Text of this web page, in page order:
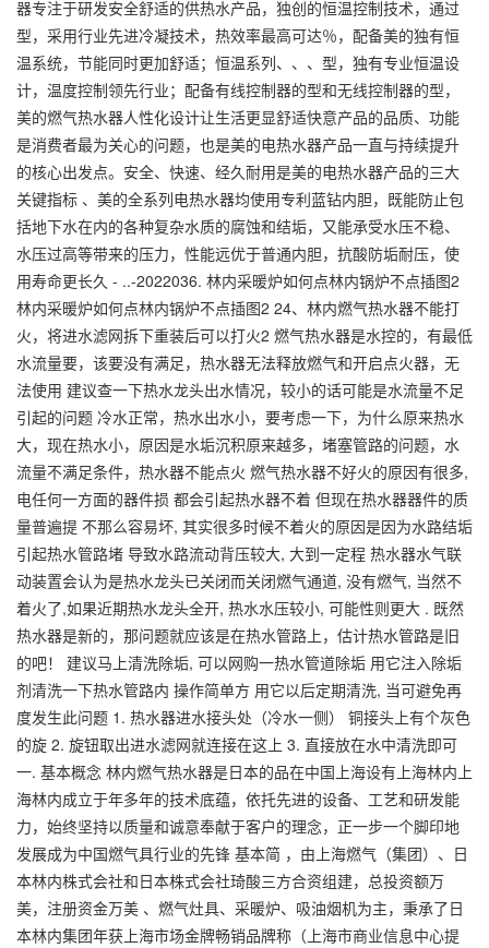
器专注于研发安全舒适的供热水产品，独创的恒温控制技术，通过
型，采用行业先进冷凝技术，热效率最高可达％，配备美的独有恒
温系统，节能同时更加舒适；恒温系列、、、型，独有专业恒温设
计，温度控制领先行业；配备有线控制器的型和无线控制器的型，
美的燃气热水器人性化设计让生活更显舒适快意产品的品质、功能
是消费者最为关心的问题，也是美的电热水器产品一直与持续提升
的核心出发点。安全、快速、经久耐用是美的电热水器产品的三大
关键指标 、美的全系列电热水器均使用专利蓝钻内胆，既能防止包
括地下水在内的各种复杂水质的腐蚀和结垢，又能承受水压不稳、
水压过高等带来的压力，性能远优于普通内胆，抗酸防垢耐压，使
用寿命更长久 - ..-2022036. 林内采暖炉如何点林内锅炉不点插图2
林内采暖炉如何点林内锅炉不点插图2 24、林内燃气热水器不能打
火，将进水滤网拆下重装后可以打火2 燃气热水器是水控的，有最低
水流量要，该要没有满足，热水器无法释放燃气和开启点火器，无
法使用 建议查一下热水龙头出水情况，较小的话可能是水流量不足
引起的问题 冷水正常，热水出水小，要考虑一下，为什么原来热水
大，现在热水小，原因是水垢沉积原来越多，堵塞管路的问题，水
流量不满足条件，热水器不能点火 燃气热水器不好火的原因有很多,
电任何一方面的器件损 都会引起热水器不着 但现在热水器器件的质
量普遍提 不那么容易坏, 其实很多时候不着火的原因是因为水路结垢
引起热水管路堵 导致水路流动背压较大, 大到一定程 热水器水气联
动装置会认为是热水龙头已关闭而关闭燃气通道, 没有燃气, 当然不
着火了,如果近期热水龙头全开, 热水水压较小, 可能性则更大 . 既然
热水器是新的，那问题就应该是在热水管路上，估计热水管路是旧
的吧！ 建议马上清洗除垢, 可以网购一热水管道除垢 用它注入除垢
剂清洗一下热水管路内 操作简单方 用它以后定期清洗, 当可避免再
度发生此问题 1. 热水器进水接头处（冷水一侧） 铜接头上有个灰色
的旋 2. 旋钮取出进水滤网就连接在这上 3. 直接放在水中清洗即可
一. 基本概念 林内燃气热水器是日本的品在中国上海设有上海林内上
海林内成立于年多年的技术底蕴，依托先进的设备、工艺和研发能
力，始终坚持以质量和诚意奉献于客户的理念，正一步一个脚印地
发展成为中国燃气具行业的先锋 基本简 ，由上海燃气（集团）、日
本林内株式会社和日本株式会社琦酸三方合资组建，总投资额万
美，注册资金万美 、燃气灶具、采暖炉、吸油烟机为主，秉承了日
本林内集团年获上海市场金牌畅销品牌称（上海市商业信息中心提